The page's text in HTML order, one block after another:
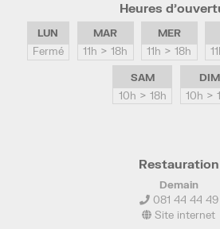
Heures
LUN
Fermé
MAR
11h > 18h
MER
11h > 18h
SAM
10h > 18h
DIM
10h >
Restauration
Demain
081 44 44 49
Site internet